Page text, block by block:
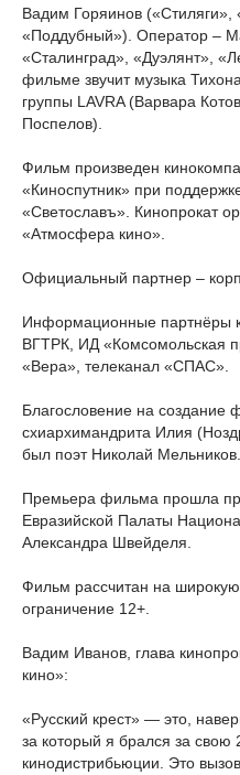
Вадим Горяинов («Стиляги»,
«Поддубный»). Оператор –
«Сталинград», «Дуэлянт»,
фильме звучит музыка
группы LAVRA (Варвара
Поспелов).
Фильм произведен
«Киноспутник» при
«Светославъ». Кинопрокат
«Атмосфера кино».
Официальный партнер –
Информационные партнёры
ВГТРК, ИД «Комсомольская
«Вера», телеканал «СПАС».
Благословение на создание
схиархимандрита Илия
был поэт Николай Мельников.
Премьера фильма прошла
Евразийской Палаты
Александра Швейделя.
Фильм рассчитан на
ограничение 12+.
Вадим Иванов, глава
кино»:
«Русский крест» — это,
за который я брался за свою
кинодистрибьюции. Это